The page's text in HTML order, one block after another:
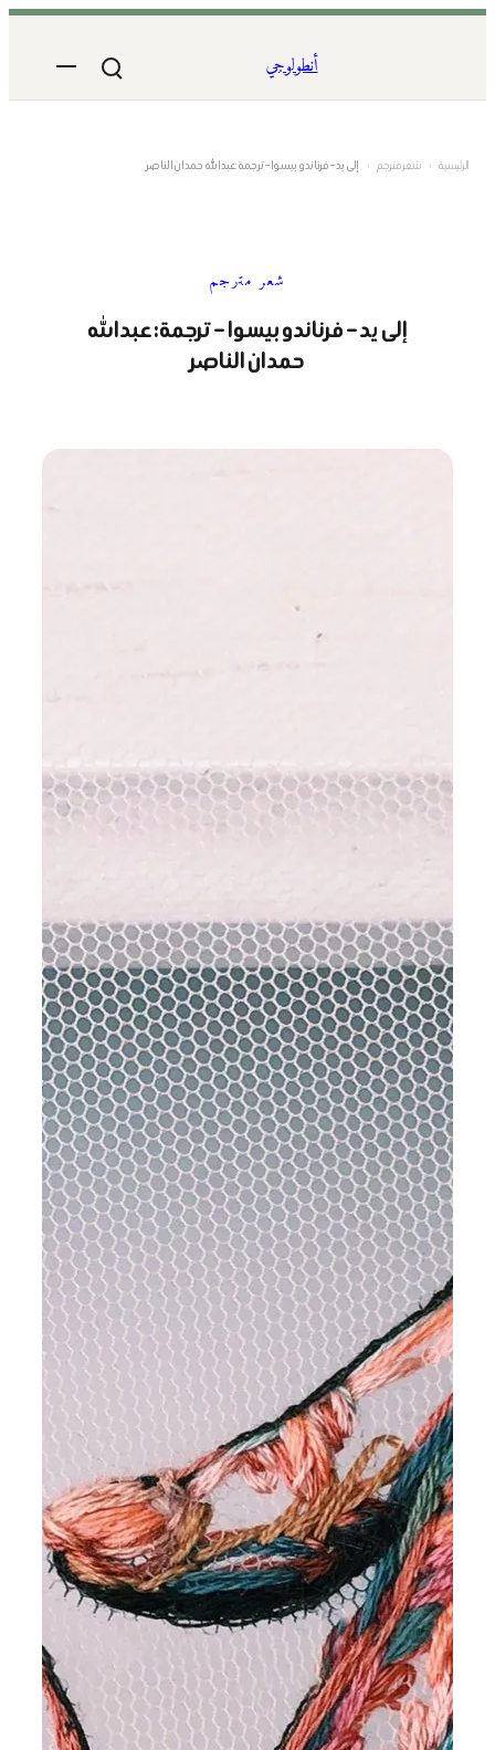
المحتوى
أنطولوجي
الرئيسية › شعر مترجم › إلى يد – فرناندو بيسوا – ترجمة:عبدالله حمدان الناصر
شعر مترجم
إلى يد – فرناندو بيسوا – ترجمة:عبدالله
حمدان الناصر